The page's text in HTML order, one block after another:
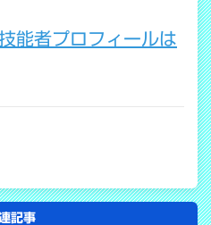
能者プロフィールは
記事